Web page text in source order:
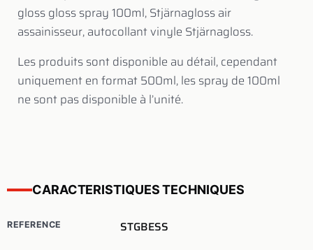
gloss gloss spray 100ml, Stjärnagloss air
assainisseur, autocollant vinyle Stjärnagloss.
Les produits sont disponible au détail, cependant
uniquement en format 500ml, les spray de 100ml
ne sont pas disponible à l’unité.
CARACTERISTIQUES TECHNIQUES
REFERENCE STGBESS